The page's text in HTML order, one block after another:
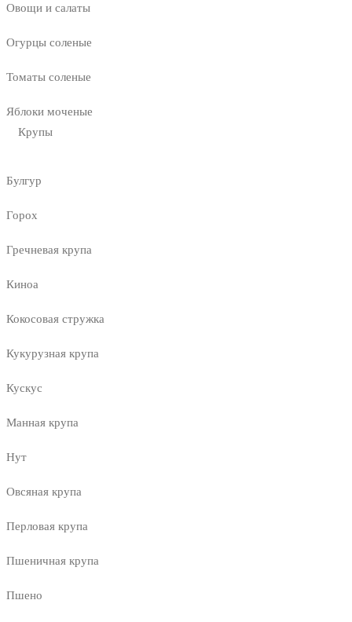
Овощи и салаты
Огурцы соленые
Томаты соленые
Яблоки моченые
Крупы
Булгур
Горох
Гречневая крупа
Киноа
Кокосовая стружка
Кукурузная крупа
Кускус
Манная крупа
Нут
Овсяная крупа
Перловая крупа
Пшеничная крупа
Пшено